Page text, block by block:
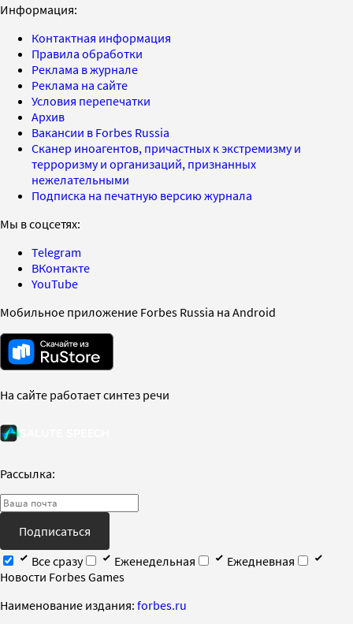
Информация:
Контактная информация
Правила обработки
Реклама в журнале
Реклама на сайте
Условия перепечатки
Архив
Вакансии в Forbes Russia
Сканер иноагентов, причастных к экстремизму и
терроризму и организаций, признанных
нежелательными
Подписка на печатную версию журнала
Мы в соцсетях:
Telegram
ВКонтакте
YouTube
Мобильное приложение Forbes Russia на Android
На сайте работает синтез речи
Рассылка:
Подписаться
Все сразу
Еженедельная
Ежедневная
Новости Forbes Games
Наименование издания: forbes.ru